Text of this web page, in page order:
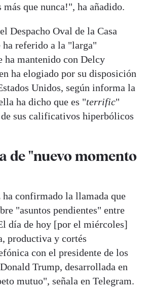
más que nunca!", ha añadido.
Despacho Oval de la Casa
ha referido a la "larga"
ha mantenido con Delcy
ha elogiado por su disposición
Unidos, según informa la
ha dicho que es "terrific"
sus calificativos hiperbólicos
de "nuevo momento
confirmado la llamada que
"asuntos pendientes" entre
día de hoy [por el miércoles]
productiva y cortés
con el presidente de los
Trump, desarrollada en
mutuo", señala en Telegram.